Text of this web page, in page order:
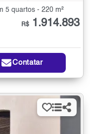
5 quartos - 220 m²
R$ 1.914.893
Contatar